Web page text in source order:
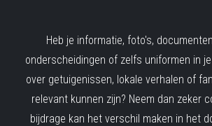
Heb je informatie, foto's,
onderscheidingen of zelfs uniformen in
over getuigenissen, lokale verhalen of
relevant kunnen zijn? Neem dan zeker
bijdrage kan het verschil maken in het